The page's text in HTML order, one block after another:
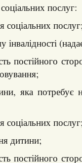
послуг:
соціальних
постійного
яка потребує
соціальних
дитини;
постійного